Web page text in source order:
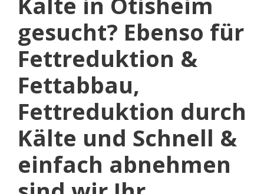
gesucht? Ebenso für
Fettreduktion &
Fettabbau,
Fettreduktion durch
Kälte und Schnell &
einfach abnehmen